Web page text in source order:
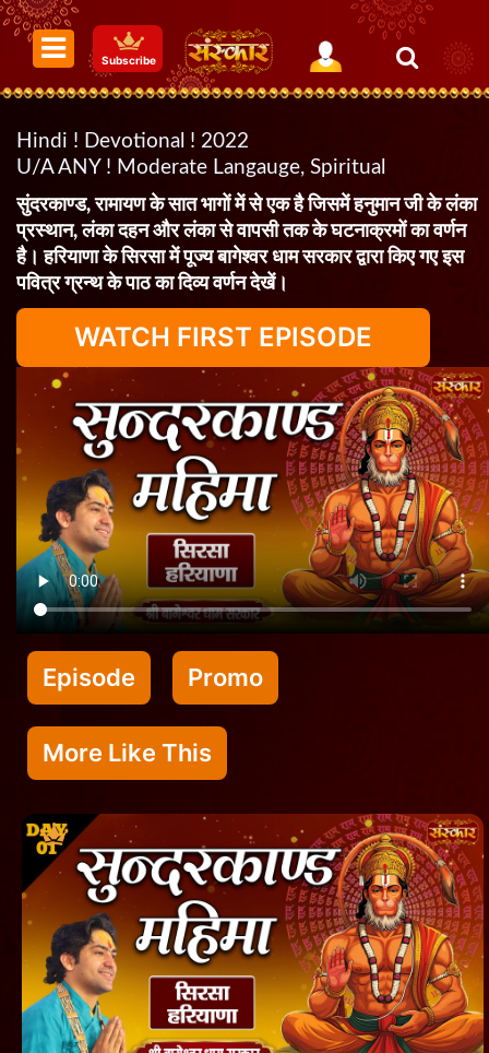
Subscribe
Hindi ! Devotional ! 2022
U/A ANY ! Moderate Langauge, Spiritual
सुंदरकाण्ड, रामायण के सात भागों में से एक है जिसमें हनुमान जी के लंका
प्रस्थान, लंका दहन और लंका से वापसी तक के घटनाक्रमों का वर्णन
है। हरियाणा के सिरसा में पूज्य बागेश्वर धाम सरकार द्वारा किए गए इस
पवित्र ग्रन्थ के पाठ का दिव्य वर्णन देखें।
WATCH FIRST EPISODE
Episode Promo
More Like This